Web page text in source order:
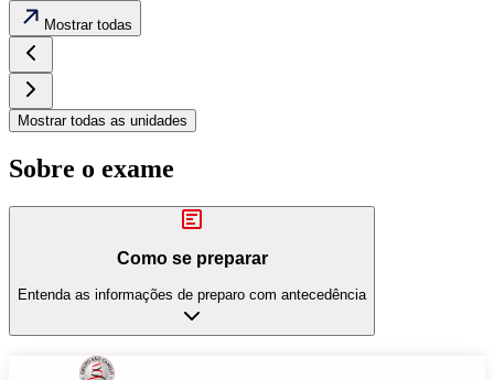
Mostrar todas
Mostrar todas as unidades
Sobre o exame
Como se preparar
Entenda as informações de preparo com antecedência